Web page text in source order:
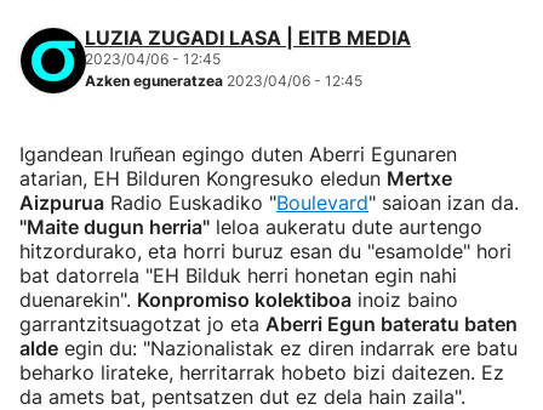
LUZIA ZUGADI LASA | EITB MEDIA
2023/04/06 - 12:45
Azken eguneratzea 2023/04/06 - 12:45
Igandean Iruñean egingo duten Aberri Egunaren
atarian, EH Bilduren Kongresuko eledun Mertxe
Aizpurua Radio Euskadiko "Boulevard" saioan izan da.
"Maite dugun herria" leloa aukeratu dute aurtengo
hitzordurako, eta horri buruz esan du "esamolde" hori
bat datorrela "EH Bilduk herri honetan egin nahi
duenarekin". Konpromiso kolektiboa inoiz baino
garrantzitsuagotzat jo eta Aberri Egun bateratu baten
alde egin du: "Nazionalistak ez diren indarrak ere batu
beharko lirateke, herritarrak hobeto bizi daitezen. Ez
da amets bat, pentsatzen dut ez dela hain zaila".